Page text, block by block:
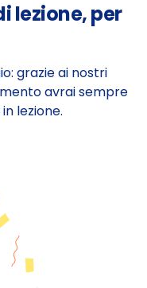
lezione, per
grazie ai nostri
avrai sempre
lezione.